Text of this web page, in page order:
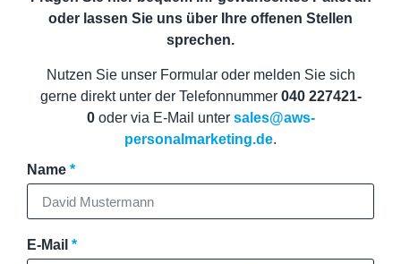
oder lassen Sie uns über Ihre offenen Stellen
sprechen.
Nutzen Sie unser Formular oder melden Sie sich
gerne direkt unter der Telefonnummer 040 227421-
0oder via E-Mail unter sales@aws-
personalmarketing.de.
Name
E-Mail